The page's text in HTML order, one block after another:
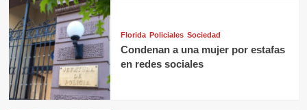
Florida Policiales Sociedad
Condenan a una mujer por estafas
en redes sociales